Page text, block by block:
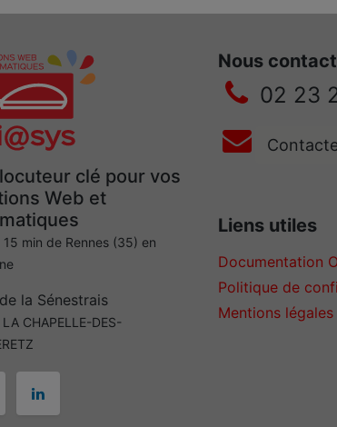
clé pour vos
Web et
15 min de Rennes (35) en
la Sénestrais
CHAPELLE-DES-
Nous
02 23
Liens utiles
Documentation
Politique de
Mentions légales